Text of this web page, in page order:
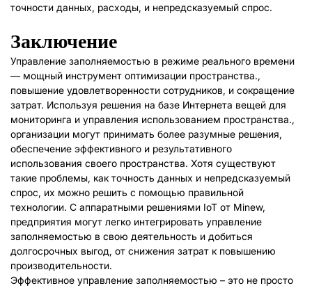
точности данных, расходы, и непредсказуемый спрос.
Заключение
Управление заполняемостью в режиме реального времени
— мощный инструмент оптимизации пространства.,
повышение удовлетворенности сотрудников, и сокращение
затрат. Используя решения на базе Интернета вещей для
мониторинга и управления использованием пространства.,
организации могут принимать более разумные решения,
обеспечение эффективного и результативного
использования своего пространства. Хотя существуют
такие проблемы, как точность данных и непредсказуемый
спрос, их можно решить с помощью правильной
технологии. С аппаратными решениями IoT от Minew,
предприятия могут легко интегрировать управление
заполняемостью в свою деятельность и добиться
долгосрочных выгод, от снижения затрат к повышению
производительности.
Эффективное управление заполняемостью – это не просто